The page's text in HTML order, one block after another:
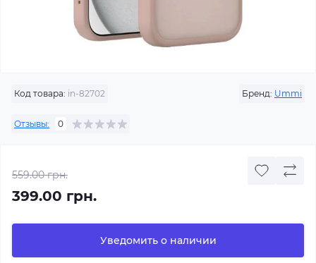
Код товара: in-82702 Бренд: Ummi
Отзывы: 0
559.00 грн.
399.00 грн.
Уведомить о наличии